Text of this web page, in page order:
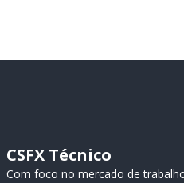
CSFX Técnico
Com foco no mercado de